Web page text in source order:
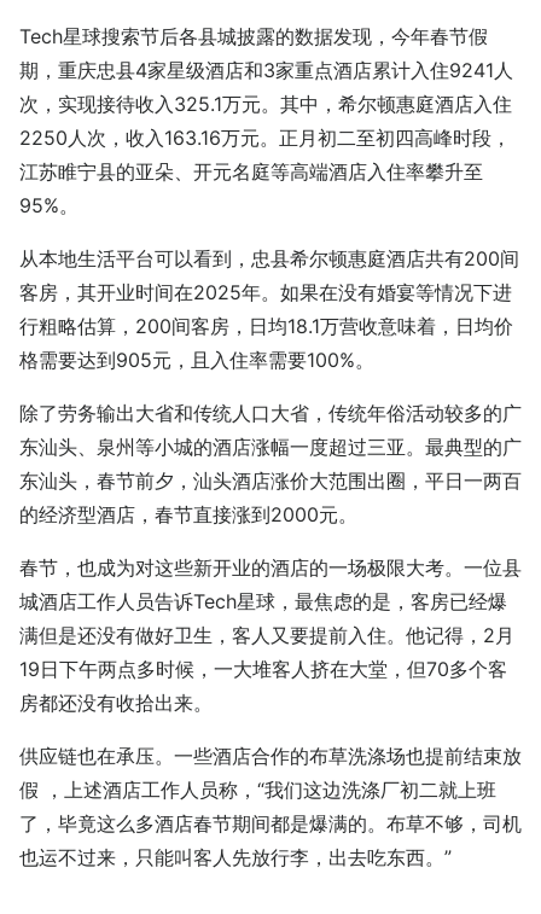
Tech星球搜索节后各县城披露的数据发现，今年春节假
期，重庆忠县4家星级酒店和3家重点酒店累计入住9241人
次，实现接待收入325.1万元。其中，希尔顿惠庭酒店入住
2250人次，收入163.16万元。正月初二至初四高峰时段，
江苏睢宁县的亚朵、开元名庭等高端酒店入住率攀升至
95%。
从本地生活平台可以看到，忠县希尔顿惠庭酒店共有200间
客房，其开业时间在2025年。如果在没有婚宴等情况下进
行粗略估算，200间客房，日均18.1万营收意味着，日均价
格需要达到905元，且入住率需要100%。
除了劳务输出大省和传统人口大省，传统年俗活动较多的广
东汕头、泉州等小城的酒店涨幅一度超过三亚。最典型的广
东汕头，春节前夕，汕头酒店涨价大范围出圈，平日一两百
的经济型酒店，春节直接涨到2000元。
春节，也成为对这些新开业的酒店的一场极限大考。一位县
城酒店工作人员告诉Tech星球，最焦虑的是，客房已经爆
满但是还没有做好卫生，客人又要提前入住。他记得，2月
19日下午两点多时候，一大堆客人挤在大堂，但70多个客
房都还没有收拾出来。
供应链也在承压。一些酒店合作的布草洗涤场也提前结束放
假 ，上述酒店工作人员称，“我们这边洗涤厂初二就上班
了，毕竟这么多酒店春节期间都是爆满的。布草不够，司机
也运不过来，只能叫客人先放行李，出去吃东西。”